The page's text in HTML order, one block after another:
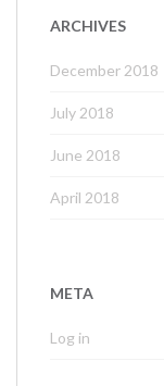
ARCHIVES
December 2018
July 2018
June 2018
April 2018
META
Log in